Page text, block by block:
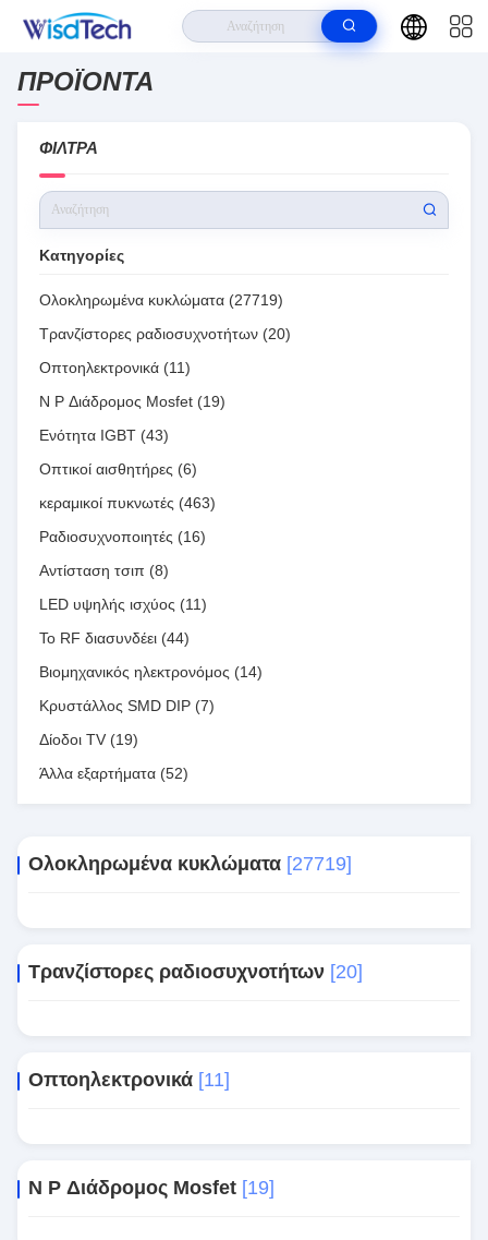
Σπίτι > Προϊόντα > Wisdtech Technology Co.,Limited Προϊόντα Online
ΠΡΟΪΌΝΤΑ
ΦΊΛΤΡΑ
Κατηγορίες
Ολοκληρωμένα κυκλώματα (27719)
Τρανζίστορες ραδιοσυχνοτήτων (20)
Οπτοηλεκτρονικά (11)
N P Διάδρομος Mosfet (19)
Ενότητα IGBT (43)
Οπτικοί αισθητήρες (6)
κεραμικοί πυκνωτές (463)
Ραδιοσυχνοποιητές (16)
Αντίσταση τσιπ (8)
LED υψηλής ισχύος (11)
Το RF διασυνδέει (44)
Βιομηχανικός ηλεκτρονόμος (14)
Κρυστάλλος SMD DIP (7)
Δίοδοι TV (19)
Άλλα εξαρτήματα (52)
Ολοκληρωμένα κυκλώματα [27719]
Τρανζίστορες ραδιοσυχνοτήτων [20]
Οπτοηλεκτρονικά [11]
N P Διάδρομος Mosfet [19]